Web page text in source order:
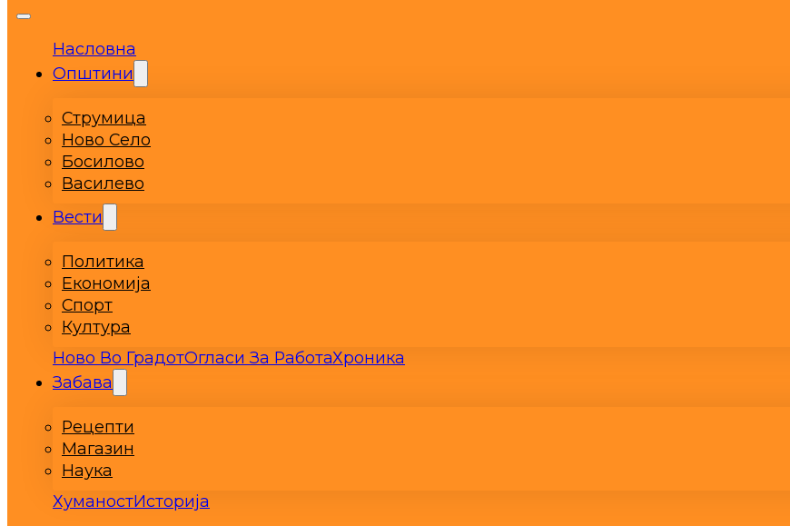
Насловна
Општини
Струмица
Ново Село
Босилово
Василево
Вести
Политика
Економија
Спорт
Култура
Ново Во ГрадотОгласи За РаботаХроника
Забава
Рецепти
Магазин
Наука
ХуманостИсторија